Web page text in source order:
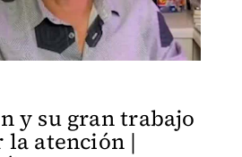
y su gran trabajo
atención |